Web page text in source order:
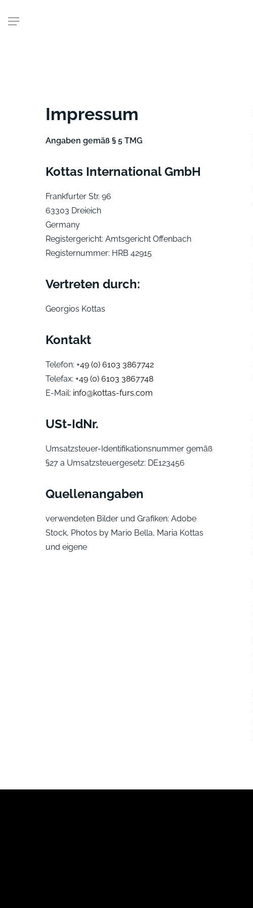
Menu
Impressum
Angaben gemäß § 5 TMG
Kottas International GmbH
Frankfurter Str. 96
63303 Dreieich
Germany
Registergericht: Amtsgericht Offenbach
Registernummer: HRB 42915
Vertreten durch:
Georgios Kottas
Kontakt
Telefon: +49 (0) 6103 3867742
Telefax: +49 (0) 6103 3867748
E-Mail: info@kottas-furs.com
USt-IdNr.
Umsatzsteuer-Identifikationsnummer gemäß
§27 a Umsatzsteuergesetz: DE123456
Quellenangaben
verwendeten Bilder und Grafiken: Adobe
Stock, Photos by Mario Bella, Maria Kottas
und eigene